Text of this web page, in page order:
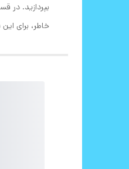
بپردازید. در
خاطر، برای